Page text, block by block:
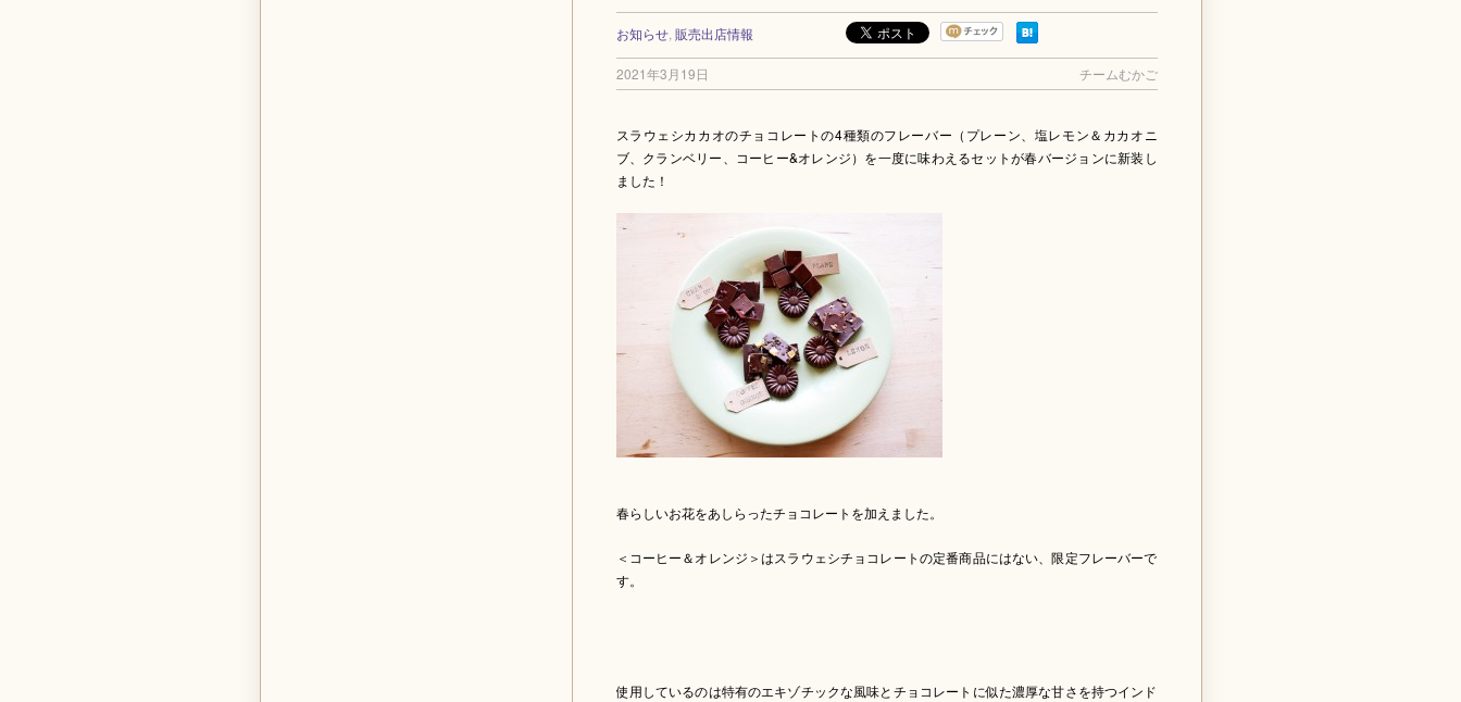
お知らせ, 販売出店情報
2021年3月19日 チームむかご
スラウェシカカオのチョコレートの4種類のフレーバー（プレーン、塩レモン＆カカオニ
ブ、クランベリー、コーヒー&オレンジ）を一度に味わえるセットが春バージョンに新装し
ました！
春らしいお花をあしらったチョコレートを加えました。
＜コーヒー＆オレンジ＞はスラウェシチョコレートの定番商品にはない、限定フレーバーで
す。
使用しているのは特有のエキゾチックな風味とチョコレートに似た濃厚な甘さを持つインド